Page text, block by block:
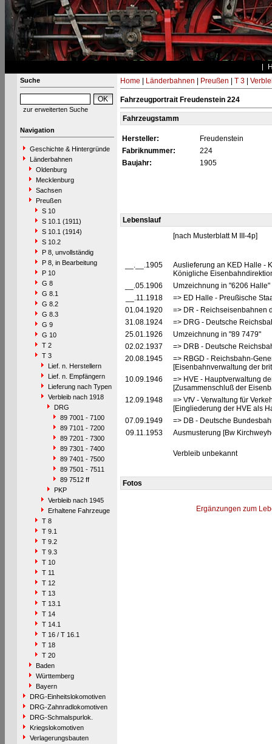
Suche
zur erweiterten Suche
Navigation
Geschichte & Hintergründe
Länderbahnen
Oldenburg
Mecklenburg
Sachsen
Preußen
S 10
S 10.1 (1911)
S 10.1 (1914)
S 10.2
P 8, unvollständig
P 8, in Bearbeitung
P 10
G 8
G 8.1
G 8.2
G 8.3
G 9
G 10
T 2
T 3
Lief. n. Herstellern
Lief. n. Empfängern
Lieferung nach Typen
Verbleib nach 1918
DRG
89 7001 - 7100
89 7101 - 7200
89 7201 - 7300
89 7301 - 7400
89 7401 - 7500
89 7501 - 7511
89 7512 ff
PKP
Verbleib nach 1945
Erhaltene Fahrzeuge
T 8
T 9.1
T 9.2
T 9.3
T 10
T 11
T 12
T 13
T 13.1
T 14
T 14.1
T 16 / T 16.1
T 18
T 20
Baden
Württemberg
Bayern
DRG-Einheitslokomotiven
DRG-Zahnradlokomotiven
DRG-Schmalspurlok.
Kriegslokomotiven
Verlagerungsbauten
Home Länderbahnen Preußen T 3|
Fahrzeugportrait Freudenstein 224
Fahrzeugstamm
Hersteller:
Freudenstein
Fabriknummer:
224
Baujahr:
1905
Lebenslauf
[nach Musterblatt M III-4p]
__.__.1905
Auslieferung an KED Halle -
Königliche
__.05.1906
Umzeichnung in "6206 Halle"
__.11.1918
=> ED Halle - Preußische
01.04.1920
=> DR - Reichseisenbahnen
31.08.1924
=> DRG - Deutsche
25.01.1926
Umzeichnung in "89 7479"
02.02.1937
=> DRB - Deutsche
20.08.1945
=> RBGD - Reichsbahn-
[Eisenbahnverwaltung der
10.09.1946
=> HVE - Hauptverwaltung
[Zusammenschluß der
12.09.1948
=> VfV - Verwaltung für
[Eingliederung der HVE als
07.09.1949
=> DB - Deutsche
09.11.1953
Ausmusterung [Bw
Verbleib unbekannt
Fotos
Ergänzungen zum